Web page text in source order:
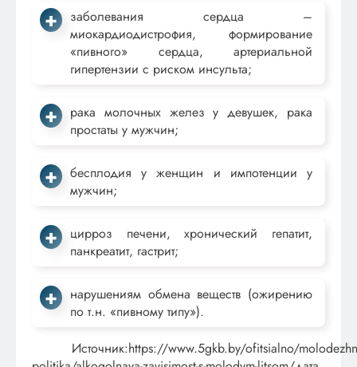
заболевания сердца –
миокардиодистрофия, формирование
«пивного» сердца, артериальной
гипертензии с риском инсульта;
рака молочных желез у девушек, рака
простаты у мужчин;
бесплодия у женщин и импотенции у
мужчин;
цирроз печени, хронический гепатит,
панкреатит, гастрит;
нарушениям обмена веществ (ожирению
по т.н. «пивному типу»).
Источник:https://www.5gkb.by/ofitsialno/